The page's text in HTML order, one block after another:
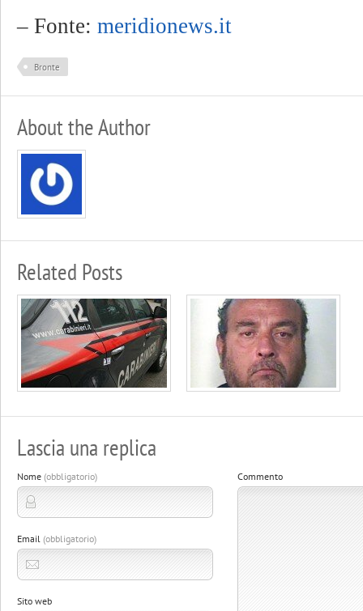
– Fonte: meridionews.it
Bronte
About the Author
Related Posts
Lascia una replica
Nome (obbligatorio)
Email (obbligatorio)
Sito web
Commento